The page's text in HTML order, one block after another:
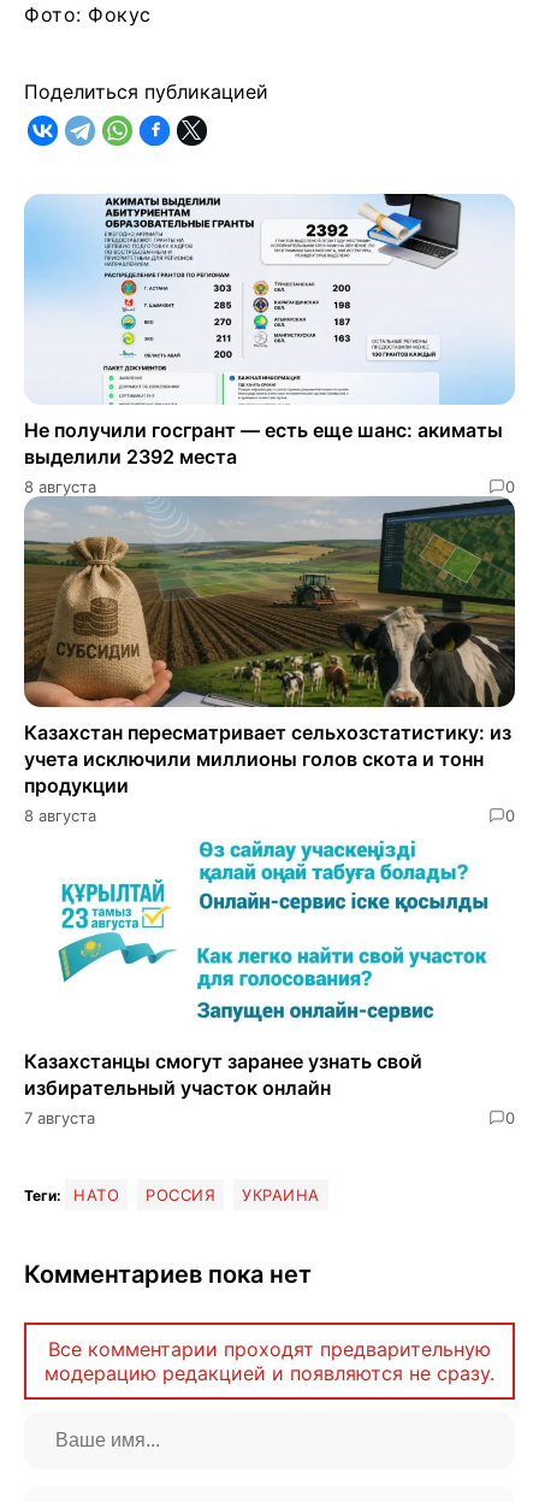
Фото: Фокус
Поделиться публикацией
Не получили госгрант — есть еще шанс: акиматы
выделили 2392 места
8 августа 0
Казахстан пересматривает сельхозстатистику: из
учета исключили миллионы голов скота и тонн
продукции
8 августа 0
Казахстанцы смогут заранее узнать свой
избирательный участок онлайн
7 августа 0
Теги: НАТО РОССИЯ УКРАИНА
Комментариев пока нет
Все комментарии проходят предварительную
модерацию редакцией и появляются не сразу.